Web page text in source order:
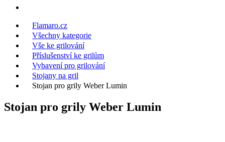
Flamaro.cz
Všechny kategorie
Vše ke grilování
Příslušenství ke grilům
Vybavení pro grilování
Stojany na gril
Stojan pro grily Weber Lumin
Stojan pro grily Weber Lumin